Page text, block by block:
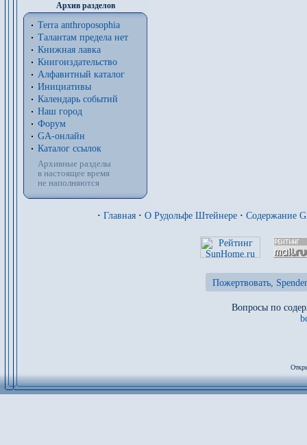
Архив разделов
Terra anthroposophia
Талантам предела нет
Книжная лавка
Книгоиздательство
Алфавитный каталог
Инициативы
Календарь событий
Наш город
Форум
GA-онлайн
Каталог ссылок
Архивные разделы
в настоящее время
не наполняются
· Главная · О Рудольфе Штейнере · Содержание
Пожертвовать,
Вопросы по